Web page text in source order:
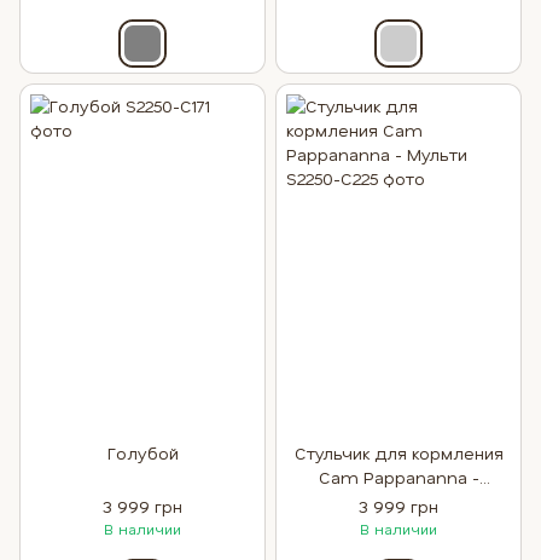
Голубой
3 999 грн
В наличии
Стульчик для кормления
Cam Pappananna -
Мульти
3 999 грн
В наличии